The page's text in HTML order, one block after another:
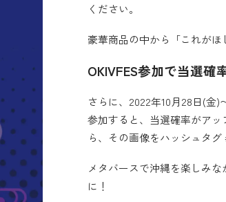
ください。
豪華商品の中から「これが
OKIVFES参加で当選確
さらに、2022年10月28日(金
参加すると、当選確率がア
ら、その画像をハッシュタグ
メタバースで沖縄を楽しみ
に！